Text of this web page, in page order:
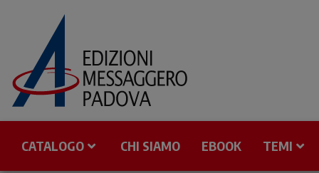
CATALOGO CHI SIAMO EBOOK TEMI